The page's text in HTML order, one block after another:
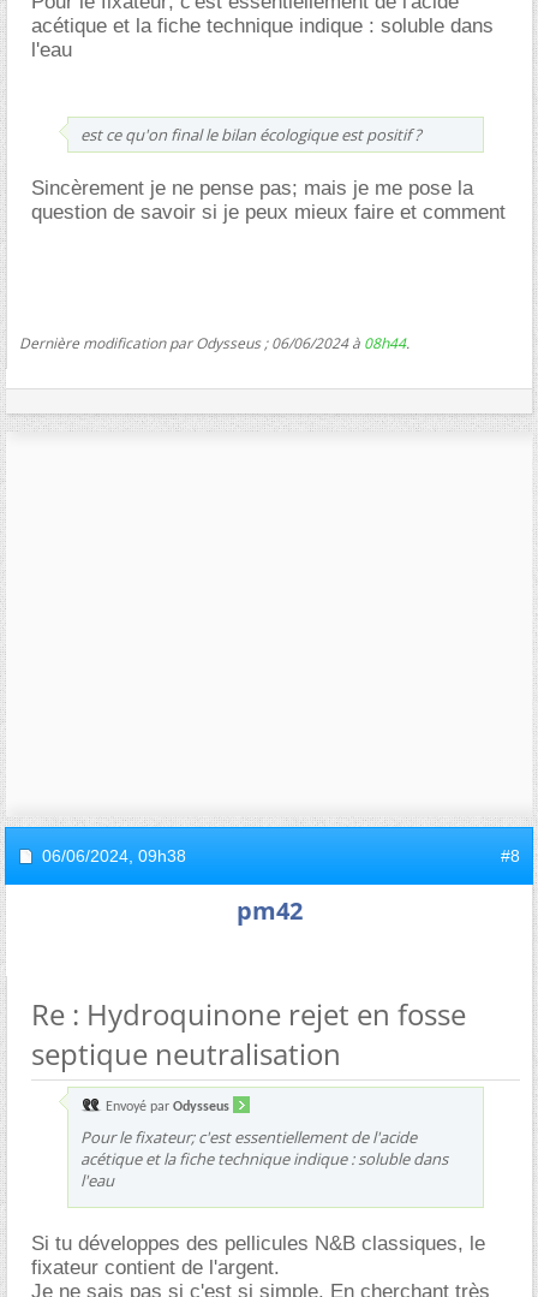
acétique et la fiche technique indique : soluble dans
l'eau
est ce qu'on final le bilan écologique est positif ?
Sincèrement je ne pense pas; mais je me pose la
question de savoir si je peux mieux faire et comment
Dernière modification par Odysseus ; 06/06/2024 à 08h44.
06/06/2024, 09h38 #8
pm42
Re : Hydroquinone rejet en fosse
septique neutralisation
Envoyé par Odysseus
Pour le fixateur; c'est essentiellement de l'acide
acétique et la fiche technique indique : soluble dans
l'eau
Si tu développes des pellicules N&B classiques, le
fixateur contient de l'argent.
Je ne sais pas si c'est si simple. En cherchant très